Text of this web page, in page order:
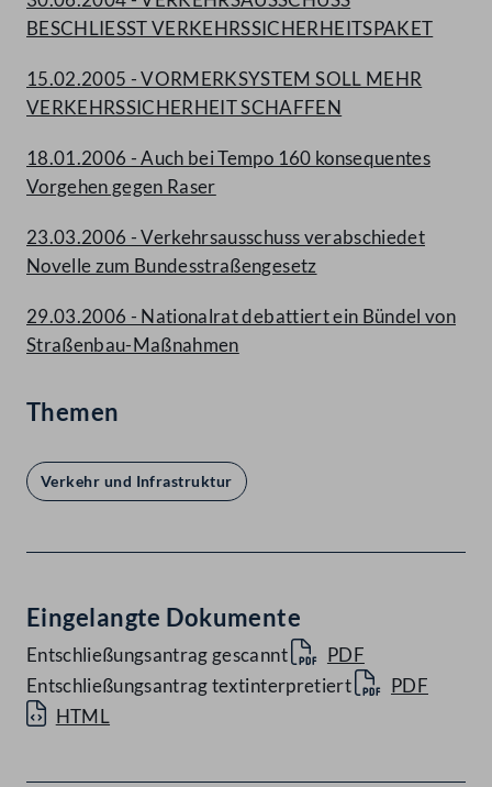
BESCHLIESST VERKEHRSSICHERHEITSPAKET
15.02.2005 - VORMERKSYSTEM SOLL MEHR
VERKEHRSSICHERHEIT SCHAFFEN
18.01.2006 - Auch bei Tempo 160 konsequentes
Vorgehen gegen Raser
23.03.2006 - Verkehrsausschuss verabschiedet
Novelle zum Bundesstraßengesetz
29.03.2006 - Nationalrat debattiert ein Bündel von
Straßenbau-Maßnahmen
Themen
Verkehr und Infrastruktur
Eingelangte Dokumente
Entschließungsantrag gescannt
PDF
Entschließungsantrag textinterpretiert
PDF
HTML